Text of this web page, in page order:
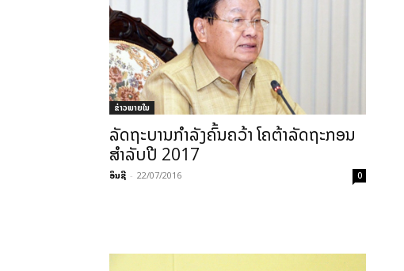
ຂ່າວພາຍ​ໃນ
ລັດຖະບານ­​ກຳ­ລັງ​ຄົ້ນ­ຄວ້າ ໂຄ​ຕ້າ​ລັດ­ຖະ­ກອນ​
ສຳ­ລັບ​ປີ 2017
ອິນຊີ - 22/07/2016 0